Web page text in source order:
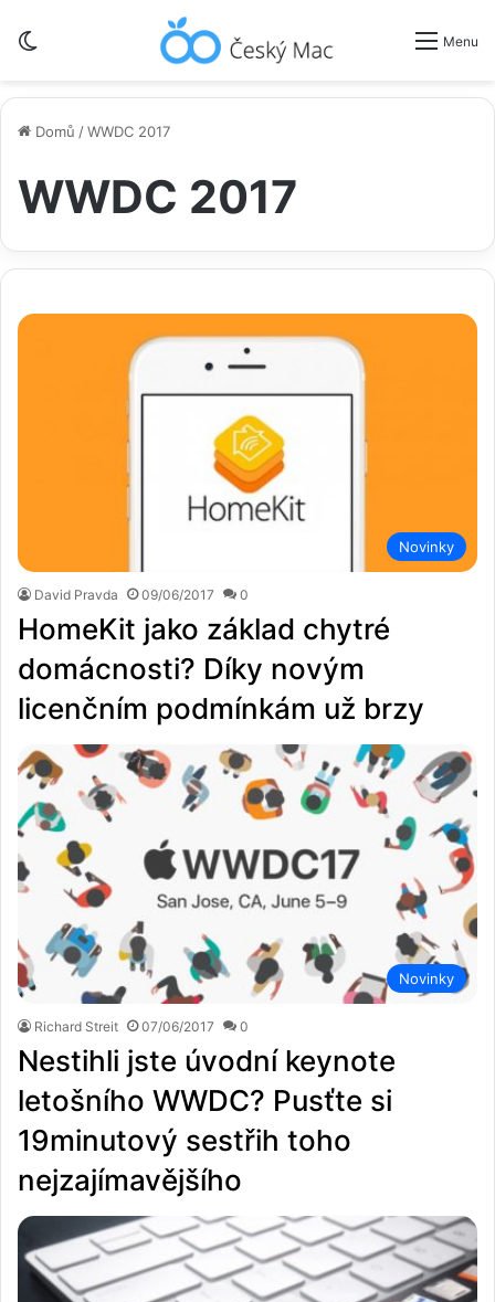
Menu
Domů /WWDC 2017
WWDC 2017
Novinky
David Pravda 09/06/2017 0
HomeKit jako základ chytré
domácnosti? Díky novým
licenčním podmínkám už brzy
Novinky
Richard Streit 07/06/2017 0
Nestihli jste úvodní keynote
letošního WWDC? Pusťte si
19minutový sestřih toho
nejzajímavějšího